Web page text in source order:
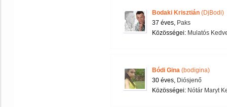
Bodaki Krisztián (DjBodi)
37 éves, Paks
Közösségei: Mulatós
Bódi Gina (bodigina)
30 éves, Diósjenő
Közösségei: Nótár Maryt